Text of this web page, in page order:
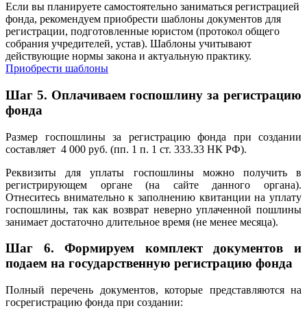
Если вы планируете самостоятельно заниматься регистрацией
фонда, рекомендуем приобрести шаблоны документов для
регистрации, подготовленные юристом (протокол общего
собрания учредителей, устав). Шаблоны учитывают
действующие нормы закона и актуальную практику.
Приобрести шаблоны
Шаг 5. Оплачиваем госпошлину за регистрацию
фонда
Размер госпошлины за регистрацию фонда при создании
составляет 4 000 руб. (пп. 1 п. 1 ст. 333.33 НК РФ).
Реквизиты для уплаты госпошлины можно получить в
регистрирующем органе (на сайте данного органа).
Отнеситесь внимательно к заполнению квитанции на уплату
госпошлины, так как возврат неверно уплаченной пошлины
занимает достаточно длительное время (не менее месяца).
Шаг 6.
Формируем комплект документов и
подаем на государственную регистрацию фонда
Полный перечень документов, которые представляются на
госрегистрацию фонда при создании: